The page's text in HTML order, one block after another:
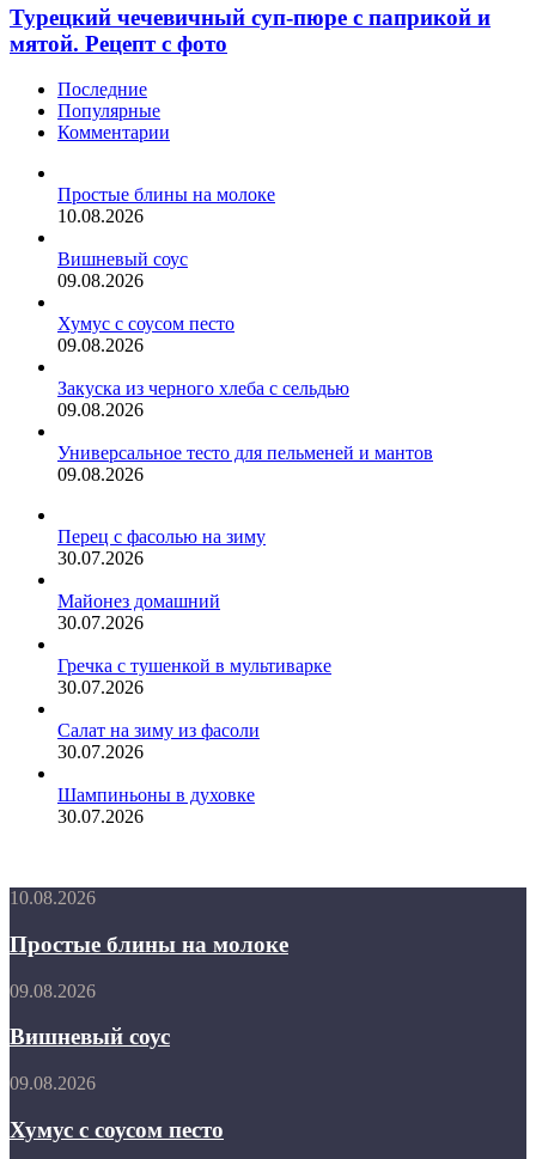
суп-
пюре
с
мятой.
Рецепт
Турецкий чечевичный суп-пюре с паприкой и
мятой. Рецепт с фото
Последние
Популярные
Комментарии
Простые блины на молоке
10.08.2026
Вишневый соус
09.08.2026
Хумус с соусом песто
09.08.2026
Закуска из черного хлеба с сельдью
09.08.2026
Универсальное тесто для пельменей и мантов
09.08.2026
Перец с фасолью на зиму
30.07.2026
Майонез домашний
30.07.2026
Гречка с тушенкой в мультиварке
30.07.2026
Салат на зиму из фасоли
30.07.2026
Шампиньоны в духовке
30.07.2026
Простые
на
молоке
10.08.2026
Простые блины на молоке
Вишневый
09.08.2026
Вишневый соус
Хумус
соусом
песто
09.08.2026
Хумус с соусом песто